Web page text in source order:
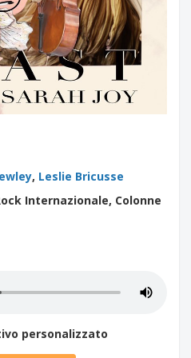
, Leslie Bricusse
Internazionale, Colonne
personalizzato